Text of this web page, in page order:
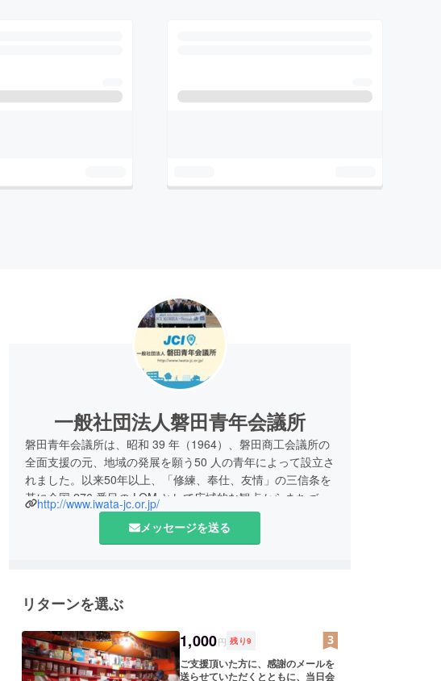
一般社団法人磐田青年会議所
磐田青年会議所は、昭和 39 年（1964）、磐田商工会議所の
全面支援の元、地域の発展を願う50 人の青年によって設立さ
れました。以来50年以上、「修練、奉仕、友情」の三信条を
基に全国 276 番目の LOM として広域的な観点からまちづく
り運動を展開しています。
http://www.iwata-jc.or.jp/
メッセージを送る
リターンを選ぶ
1,000円 残り9
ご支援頂いた方に、感謝のメールを
送らせていただくとともに、当日会